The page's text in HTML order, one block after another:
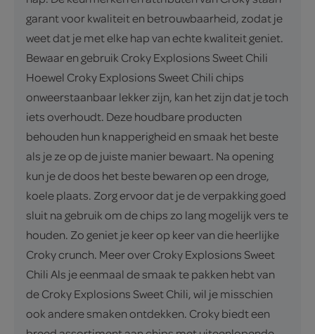
garant voor kwaliteit en betrouwbaarheid, zodat je
weet dat je met elke hap van echte kwaliteit geniet.
Bewaar en gebruik Croky Explosions Sweet Chili
Hoewel Croky Explosions Sweet Chili chips
onweerstaanbaar lekker zijn, kan het zijn dat je toch
iets overhoudt. Deze houdbare producten
behouden hun knapperigheid en smaak het beste
als je ze op de juiste manier bewaart. Na opening
kun je de doos het beste bewaren op een droge,
koele plaats. Zorg ervoor dat je de verpakking goed
sluit na gebruik om de chips zo lang mogelijk vers te
houden. Zo geniet je keer op keer van die heerlijke
Croky crunch. Meer over Croky Explosions Sweet
Chili Als je eenmaal de smaak te pakken hebt van
de Croky Explosions Sweet Chili, wil je misschien
ook andere smaken ontdekken. Croky biedt een